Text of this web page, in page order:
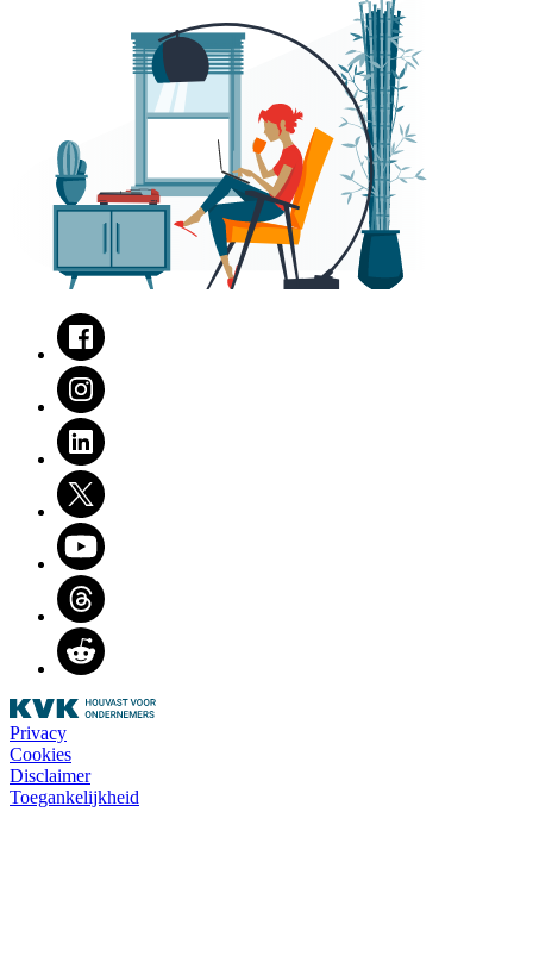
Facebook
Instagram
LinkedIn
Twitter
Youtube
Threads
Reddit
Privacy
Cookies
Disclaimer
Toegankelijkheid